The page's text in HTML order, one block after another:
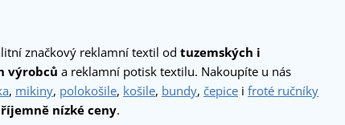
značkový reklamní textil od tuzemských i
výrobců a reklamní potisk textilu. Nakoupíte u nás
, mikiny, polokošile, košile, bundy, čepice i froté ručníky
nízké ceny.